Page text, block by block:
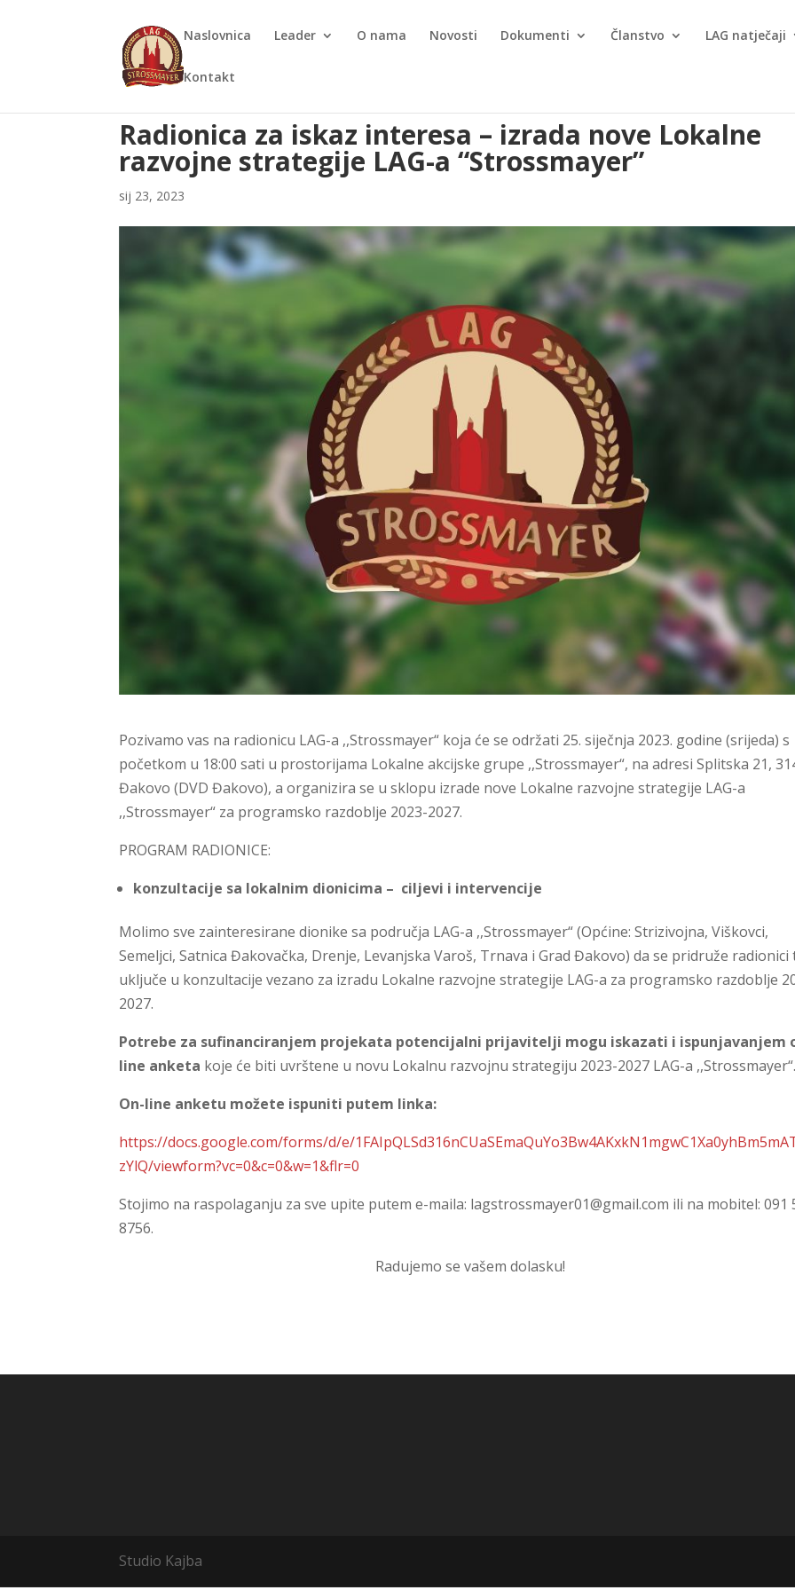
Naslovnica Leader O nama Novosti Dokumenti Članstvo LAG natječaji
Kontakt
Radionica za iskaz interesa – izrada nove Lokalne
razvojne strategije LAG-a “Strossmayer”
sij 23, 2023
Pozivamo vas na radionicu LAG-a ,,Strossmayer“ koja će se održati 25. siječnja 2023. godine (srijeda) s
početkom u 18:00 sati u prostorijama Lokalne akcijske grupe ,,Strossmayer“, na adresi Splitska 21,
Đakovo (DVD Đakovo), a organizira se u sklopu izrade nove Lokalne razvojne strategije LAG-a
,,Strossmayer“ za programsko razdoblje 2023-2027.
PROGRAM RADIONICE:
konzultacije sa lokalnim dionicima – ciljevi i intervencije
Molimo sve zainteresirane dionike sa područja LAG-a ,,Strossmayer“ (Općine: Strizivojna, Viškovci,
Semeljci, Satnica Đakovačka, Drenje, Levanjska Varoš, Trnava i Grad Đakovo) da se pridruže radionici
uključe u konzultacije vezano za izradu Lokalne razvojne strategije LAG-a za programsko razdoblje
2027.
Potrebe za sufinanciranjem projekata potencijalni prijavitelji mogu iskazati i ispunjavanjem
line anketa koje će biti uvrštene u novu Lokalnu razvojnu strategiju 2023-2027 LAG-a
On-line anketu možete ispuniti putem linka:
https://docs.google.com/forms/d/e/
zYlQ/viewform?vc=0&c=0&w=1&flr=0
Stojimo na raspolaganju za sve upite putem e-maila: lagstrossmayer01@gmail.com ili na mobitel: 091
8756.
Radujemo se vašem dolasku!
Studio Kajba